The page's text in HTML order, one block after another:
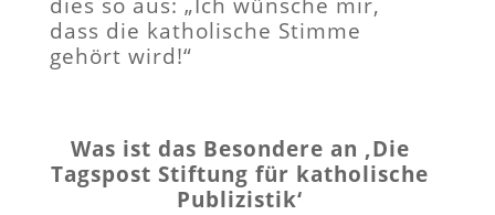
dass die katholische Stimme
gehört wird!“
Was ist das Besondere an ‚Die
Tagspost Stiftung für katholische
Publizistik‘